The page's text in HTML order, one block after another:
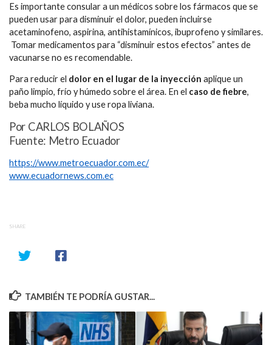
Es importante consular a un médicos sobre los fármacos que se
pueden usar para disminuir el dolor, pueden incluirse
acetaminofeno, aspirina, antihistamínicos, ibuprofeno y similares.
Tomar medicamentos para “disminuir estos efectos” antes de
vacunarse no es recomendable.
Para reducir el dolor en el lugar de la inyección aplique un
paño limpio, frío y húmedo sobre el área. En el caso de fiebre,
beba mucho líquido y use ropa liviana.
Por CARLOS BOLAÑOS
Fuente: Metro Ecuador
https://www.metroecuador.com.ec/
www.ecuadornews.com.ec
SHARE
TAMBIÉN TE PODRÍA GUSTAR...